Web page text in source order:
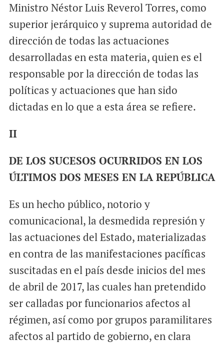
Ministro Néstor Luis Reverol Torres, como
superior jerárquico y suprema autoridad de
dirección de todas las actuaciones
desarrolladas en esta materia, quien es el
responsable por la dirección de todas las
políticas y actuaciones que han sido
dictadas en lo que a esta área se refiere.
II
DE LOS SUCESOS OCURRIDOS EN LOS
ÚLTIMOS DOS MESES EN LA REPÚBLICA
Es un hecho público, notorio y
comunicacional, la desmedida represión y
las actuaciones del Estado, materializadas
en contra de las manifestaciones pacíficas
suscitadas en el país desde inicios del mes
de abril de 2017, las cuales han pretendido
ser calladas por funcionarios afectos al
régimen, así como por grupos paramilitares
afectos al partido de gobierno, en clara